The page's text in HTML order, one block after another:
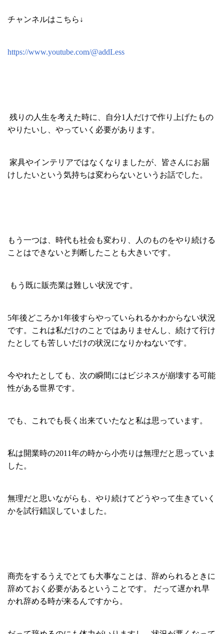
チャンネルはこちら↓
https://www.youtube.com/@addLess
残りの人生を考えた時に、自分1人だけで作り上げたもの
やりたいし、やっていく必要があります。
家具やインテリアではなくなりましたが、皆さんにお届
けしたいという気持ちは変わらないというお話でした。
もう一つは、時代も社会も変わり、人のものをやり続ける
ことはできないと判断したことも大きいです。
もう既に販売業は難しい状況です。
5年後どころか1年後すらやっていられるかわからない状況
です。これは私だけのことではありませんし、続けて行け
たとしても苦しいだけの状況になりかねないです。
今やれたとしても、次の瞬間にはビジネスが崩壊する可能
性がある世界です。
でも、これでも長く出来ていたなと私は思っています。
私は開業時の2011年の時から小売りは無理だと思っていま
した。
無理だと思いながらも、やり続けてどうやって生きていく
かを試行錯誤していました。
商売をするうえでとても大事なことは、辞められるときに
辞めておく必要があるということです。 だって遅かれ早
かれ辞める時が来るんですから。